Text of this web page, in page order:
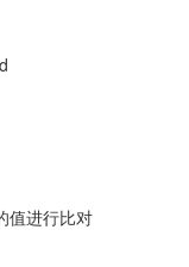
值进行比对